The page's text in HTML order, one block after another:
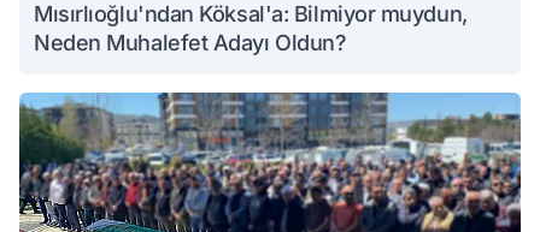
Mısırlıoğlu'ndan Köksal'a: Bilmiyor muydun,
Neden Muhalefet Adayı Oldun?